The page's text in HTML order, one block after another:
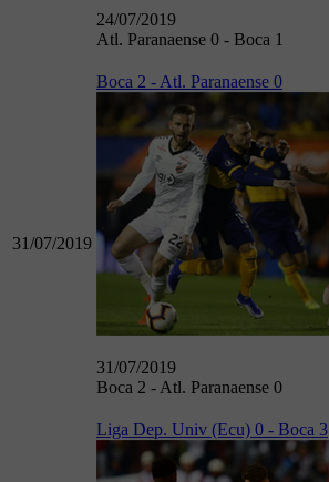
24/07/2019
Atl. Paranaense 0 - Boca 1
31/07/2019
Boca 2 - Atl. Paranaense 0
31/07/2019
Boca 2 - Atl. Paranaense 0
Liga Dep. Univ (Ecu) 0 - Boca 3